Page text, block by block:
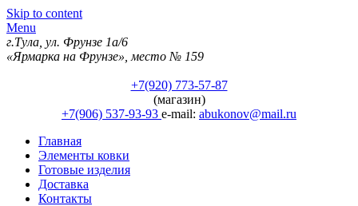
Skip to content
Menu
г.Тула, ул. Фрунзе 1а/6
«Ярмарка на Фрунзе», место № 159
+7(920) 773-57-87
(магазин)
+7(906) 537-93-93 e-mail: abukonov@mail.ru
Главная
Элементы ковки
Готовые изделия
Доставка
Контакты